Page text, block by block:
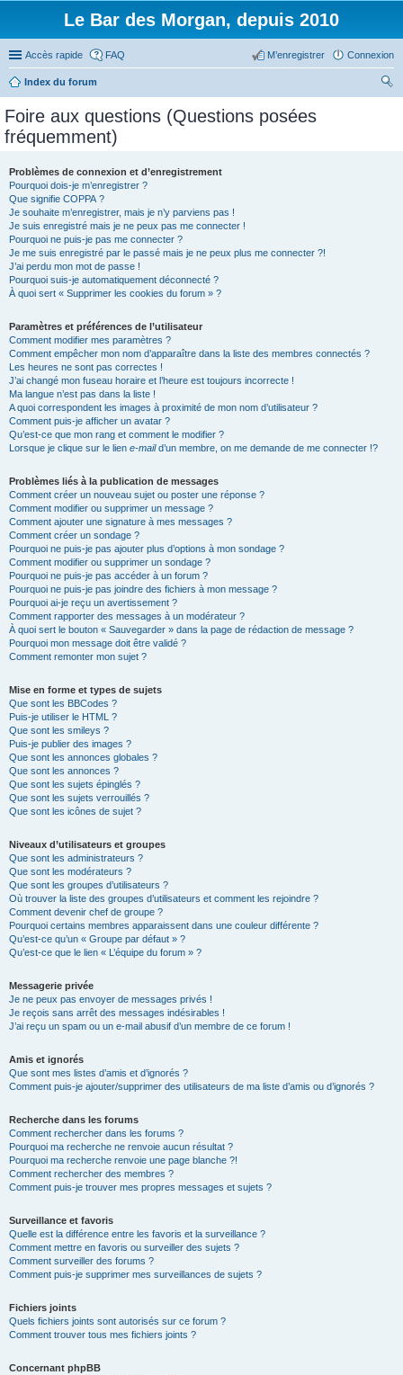
Le Bar des Morgan, depuis 2010
Accès rapide FAQ Connexion
M’enregistrer
Index du forum
Foire aux questions (Questions posées
fréquemment)
Problèmes de connexion et d’enregistrement
Pourquoi dois-je m’enregistrer ?
Que signifie COPPA ?
Je souhaite m’enregistrer, mais je n’y parviens pas !
Je suis enregistré mais je ne peux pas me connecter !
Pourquoi ne puis-je pas me connecter ?
Je me suis enregistré par le passé mais je ne peux plus me connecter ?!
J’ai perdu mon mot de passe !
Pourquoi suis-je automatiquement déconnecté ?
À quoi sert « Supprimer les cookies du forum » ?
Paramètres et préférences de l’utilisateur
Comment modifier mes paramètres ?
Comment empêcher mon nom d’apparaître dans la liste des membres connectés ?
Les heures ne sont pas correctes !
J’ai changé mon fuseau horaire et l’heure est toujours incorrecte !
Ma langue n’est pas dans la liste !
A quoi correspondent les images à proximité de mon nom d’utilisateur ?
Comment puis-je afficher un avatar ?
Qu’est-ce que mon rang et comment le modifier ?
Lorsque je clique sur le lien e-maild’un membre, on me demande de me connecter !?
Problèmes liés à la publication de messages
Comment créer un nouveau sujet ou poster une réponse ?
Comment modifier ou supprimer un message ?
Comment ajouter une signature à mes messages ?
Comment créer un sondage ?
Pourquoi ne puis-je pas ajouter plus d’options à mon sondage ?
Comment modifier ou supprimer un sondage ?
Pourquoi ne puis-je pas accéder à un forum ?
Pourquoi ne puis-je pas joindre des fichiers à mon message ?
Pourquoi ai-je reçu un avertissement ?
Comment rapporter des messages à un modérateur ?
À quoi sert le bouton « Sauvegarder » dans la page de rédaction de message ?
Pourquoi mon message doit être validé ?
Comment remonter mon sujet ?
Mise en forme et types de sujets
Que sont les BBCodes ?
Puis-je utiliser le HTML ?
Que sont les smileys ?
Puis-je publier des images ?
Que sont les annonces globales ?
Que sont les annonces ?
Que sont les sujets épinglés ?
Que sont les sujets verrouillés ?
Que sont les icônes de sujet ?
Niveaux d’utilisateurs et groupes
Que sont les administrateurs ?
Que sont les modérateurs ?
Que sont les groupes d’utilisateurs ?
Où trouver la liste des groupes d’utilisateurs et comment les rejoindre ?
Comment devenir chef de groupe ?
Pourquoi certains membres apparaissent dans une couleur différente ?
Qu’est-ce qu’un « Groupe par défaut » ?
Qu’est-ce que le lien « L’équipe du forum » ?
Messagerie privée
Je ne peux pas envoyer de messages privés !
Je reçois sans arrêt des messages indésirables !
J’ai reçu un spam ou un e-mail abusif d’un membre de ce forum !
Amis et ignorés
Que sont mes listes d’amis et d’ignorés ?
Comment puis-je ajouter/supprimer des utilisateurs de ma liste d’amis ou d’ignorés ?
Recherche dans les forums
Comment rechercher dans les forums ?
Pourquoi ma recherche ne renvoie aucun résultat ?
Pourquoi ma recherche renvoie une page blanche ?!
Comment rechercher des membres ?
Comment puis-je trouver mes propres messages et sujets ?
Surveillance et favoris
Quelle est la différence entre les favoris et la surveillance ?
Comment mettre en favoris ou surveiller des sujets ?
Comment surveiller des forums ?
Comment puis-je supprimer mes surveillances de sujets ?
Fichiers joints
Quels fichiers joints sont autorisés sur ce forum ?
Comment trouver tous mes fichiers joints ?
Concernant phpBB